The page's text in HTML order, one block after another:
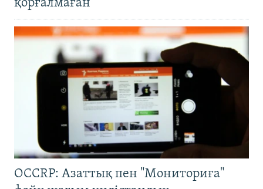
қорғалмаған
OCCRP: Азаттық пен "Мониториға"